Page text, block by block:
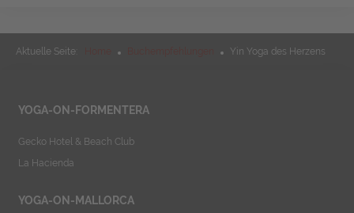
Aktuelle Seite: Yin Yoga des Herzens
YOGA-ON-FORMENTERA
Gecko Hotel & Beach Club
La Hacienda
YOGA-ON-MALLORCA